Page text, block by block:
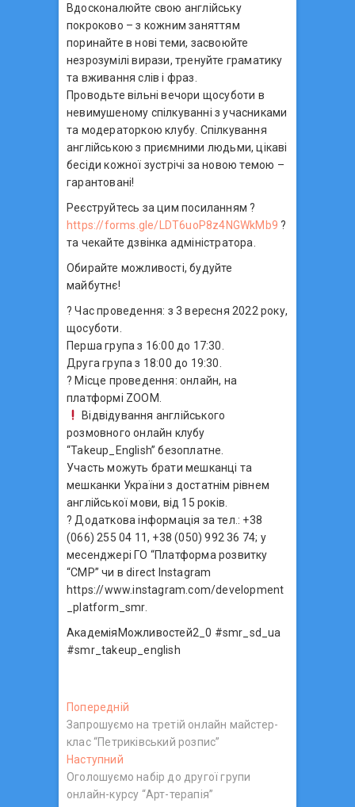
Вдосконалюйте свою англійську
покроково – з кожним заняттям
поринайте в нові теми, засвоюйте
незрозумілі вирази, тренуйте граматику
та вживання слів і фраз.
Проводьте вільні вечори щосуботи в
невимушеному спілкуванні з учасниками
та модераторкою клубу. Спілкування
англійською з приємними людьми, цікаві
бесіди кожної зустрічі за новою темою –
гарантовані!
Реєструйтесь за цим посиланням ?
https://forms.gle/LDT6uoP8z4NGWkMb9 ?
та чекайте дзвінка адміністратора.
Обирайте можливості, будуйте
майбутнє!
? Час проведення: з 3 вересня 2022 року,
щосуботи.
Перша група з 16:00 до 17:30.
Друга група з 18:00 до 19:30.
? Місце проведення: онлайн, на
платформі ZOOM.
Відвідування англійського
розмовного онлайн клубу
“Takeup_English” безоплатне.
Участь можуть брати мешканці та
мешканки України з достатнім рівнем
англійської мови, від 15 років.
? Додаткова інформація за тел.: +38
(066) 255 04 11, +38 (050) 992 36 74; у
месенджері ГО “Платформа розвитку
“СМР” чи в direct Instagram
https://www.instagram.com/development
_platform_smr.
АкадеміяМожливостей2_0 #smr_sd_ua
#smr_takeup_english
Н
а
в
і
Попередній
о
п
р
е
Запрошуємо на третій онлайн майстер-
клас “Петриківський розпис”
Наступний
а
с
Оголошуємо набір до другої групи
онлайн-курсу “Арт-терапія”